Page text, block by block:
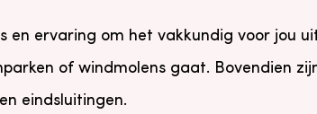
en ervaring om het vakkundig voor jou
of windmolens gaat. Bovendien
eindsluitingen.